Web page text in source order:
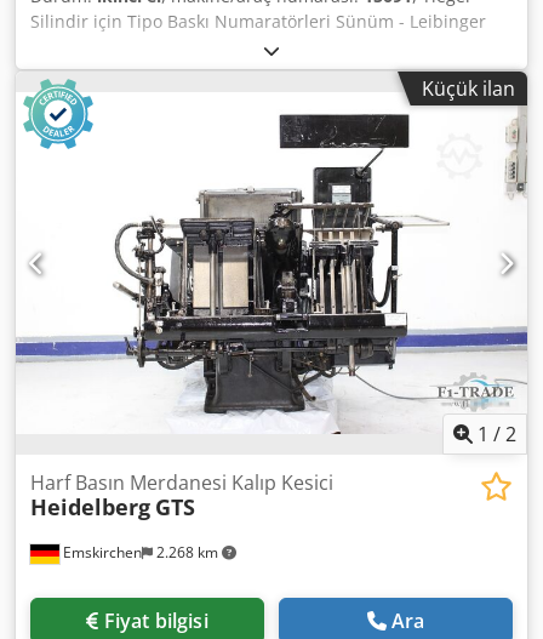
Silindir için Tipo Baskı Numaratörleri Sünüm - Leibinger
NumaratörleriTiegel - Silindir için Tipo Baskı Numaratörleri
Çeşitli aksesuarlar + yedek parçalar (Numaralandırma
birimleri OHT) Skype-Video ile Online-Video-İnspeksiyon
Ziyaretinizden çok memnun oluruz - daha fazla makine
stokta Hemen Kullanılabilir - İncelenebilir Dcjdpfx
Agsrffnmefjk Stokta Emskirchen / Nürnberg - Test edilebilir
Küçük ilan
1 /2
Emskirchen 2.268 km
Harf Basın Merdanesi Kalıp Kesici
Heidelberg GTS
Fiyat bilgisi Ara